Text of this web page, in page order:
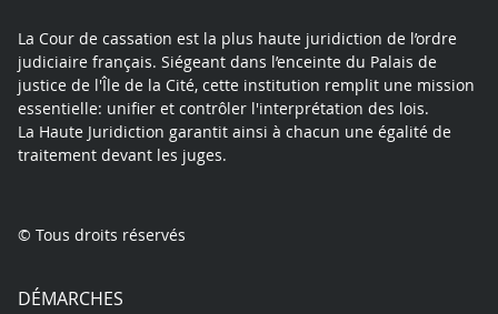
La Cour de cassation est la plus haute juridiction de l’ordre
judiciaire français. Siégeant dans l’enceinte du Palais de
justice de l'Île de la Cité, cette institution remplit une mission
essentielle: unifier et contrôler l'interprétation des lois.
La Haute Juridiction garantit ainsi à chacun une égalité de
traitement devant les juges.
© Tous droits réservés
DÉMARCHES